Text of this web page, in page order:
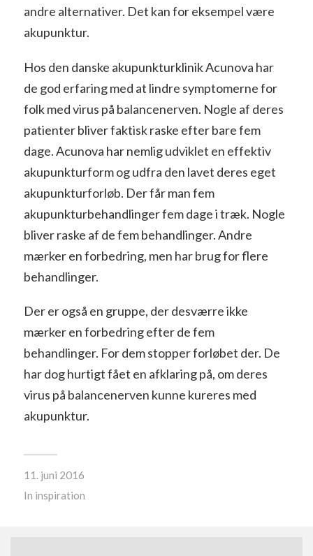
andre alternativer. Det kan for eksempel være
akupunktur.
Hos den danske akupunkturklinik Acunova har
de god erfaring med at lindre symptomerne for
folk med virus på balancenerven. Nogle af deres
patienter bliver faktisk raske efter bare fem
dage. Acunova har nemlig udviklet en effektiv
akupunkturform og udfra den lavet deres eget
akupunkturforløb. Der får man fem
akupunkturbehandlinger fem dage i træk. Nogle
bliver raske af de fem behandlinger. Andre
mærker en forbedring, men har brug for flere
behandlinger.
Der er også en gruppe, der desværre ikke
mærker en forbedring efter de fem
behandlinger. For dem stopper forløbet der. De
har dog hurtigt fået en afklaring på, om deres
virus på balancenerven kunne kureres med
akupunktur.
11. juni 2016
In inspiration